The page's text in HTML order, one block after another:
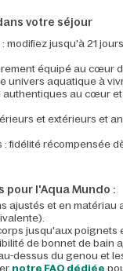
votre séjour
: modifiez jusqu'à 21
équipé au cœur
univers aquatique à
authentiques au cœur
et extérieurs et
: fidélité récompensée
pour l'Aqua Mundo :
ajustés et en matériau
jusqu'aux poignets
de bonnet de bain
dessus du genou et
notre FAQ dédiée